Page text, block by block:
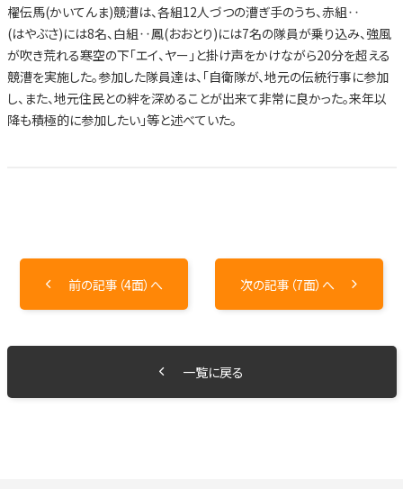
櫂伝馬(かいてんま)競漕は、各組12人づつの漕ぎ手のうち、赤組‥
(はやぶさ)には8名、白組‥鳳(おおとり)には7名の隊員が乗り込み、強風
が吹き荒れる寒空の下「エイ、ヤー」と掛け声をかけながら20分を超える
競漕を実施した。参加した隊員達は、「自衛隊が、地元の伝統行事に参加
し、また、地元住民との絆を深めることが出来て非常に良かった。来年以
降も積極的に参加したい」等と述べていた。
前の記事（4面）へ 次の記事（7面）へ
一覧に戻る